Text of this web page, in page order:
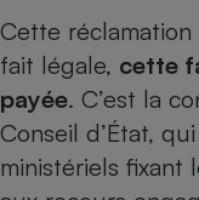
Cette
fait légale, cette
payée. C’est la
Conseil d’État,
ministériels fixant